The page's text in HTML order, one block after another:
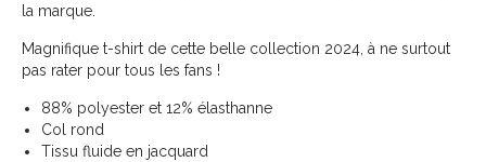
la marque.
Magnifique t-shirt de cette belle collection 2024, à ne surtout
pas rater pour tous les fans !
88% polyester et 12% élasthanne
Col rond
Tissu fluide en jacquard